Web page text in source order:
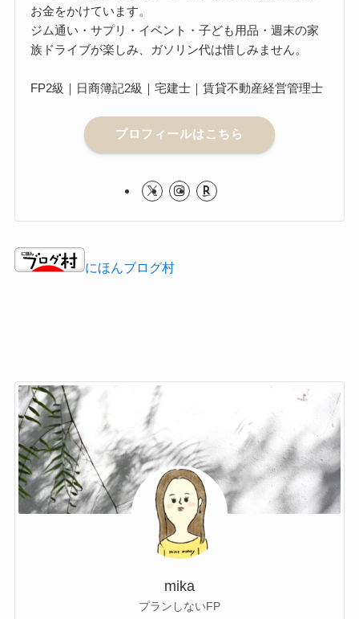
お金をかけています。
ジム通い・サプリ・イベント・子ども用品・週末の家
族ドライブが楽しみ、ガソリン代は惜しみません。
FP2級｜日商簿記2級｜宅建士｜賃貸不動産経営管理士
プロフィールはこちら
にほんブログ村
mika
プランしないFP